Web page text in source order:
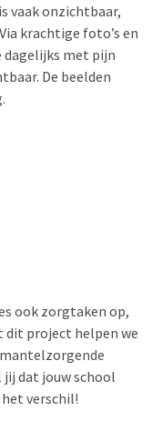
vaak onzichtbaar,
krachtige foto’s en
dagelijks met pijn
De beelden
ook zorgtaken op,
dit project helpen we
dat jouw school
het verschil!